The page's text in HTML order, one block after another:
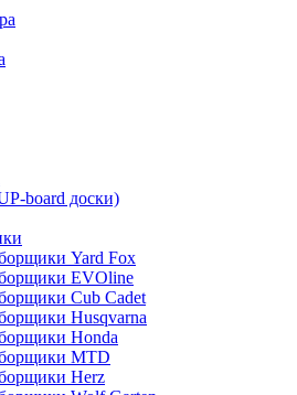
board доски)
Yard Fox
EVOline
Cub Cadet
Husqvarna
Honda
MTD
Herz